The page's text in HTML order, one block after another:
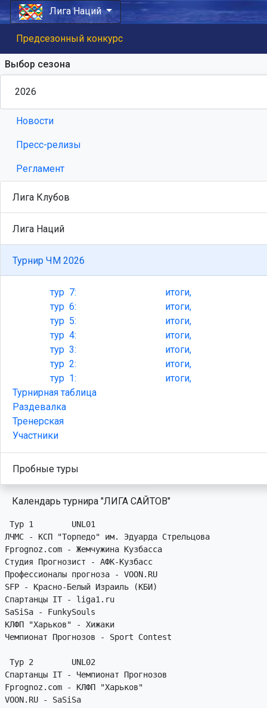
Лига Наций
Предсезонный конкурс
Выбор сезона
Новости
Пресс-релизы
Регламент
Лига Клубов
Лига Наций
Турнир ЧМ 2026
тур7:
итоги,
тур6:
итоги,
тур5:
итоги,
тур4:
итоги,
тур3:
итоги,
тур2:
итоги,
тур1:
итоги,
Турнирная таблица
Раздевалка
Тренерская
Участники
Пробные туры
Календарь турнира "ЛИГА САЙТОВ"
Тур 1        UNL01
ЛЧМС - КСП "Торпедо" им. Эдуарда Стрельцова
Fprognoz.com - Жемчужина Кузбасса
Студия Прогнозист - АФК-Кузбасс
Профессионалы прогноза - VOON.RU
SFP - Красно-Белый Израиль (КБИ)
Спартанцы IT - liga1.ru
SaSiSa - FunkySouls
КЛФП "Харьков" - Хижаки
Чемпионат Прогнозов - Sport Contest
Тур 2        UNL02
Спартанцы IT - Чемпионат Прогнозов
Fprognoz.com - КЛФП "Харьков"
VOON.RU - SaSiSa